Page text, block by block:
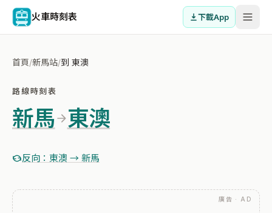
火車時刻表 下載App
首頁/新馬站/到 東澳
路線時刻表
新馬 東澳
反向：東澳 → 新馬
廣告 · AD